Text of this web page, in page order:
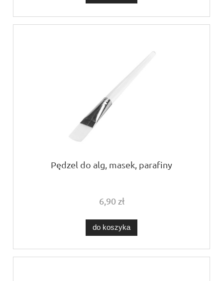
Pędzel do alg, masek, parafiny
6,90 zł
do koszyka